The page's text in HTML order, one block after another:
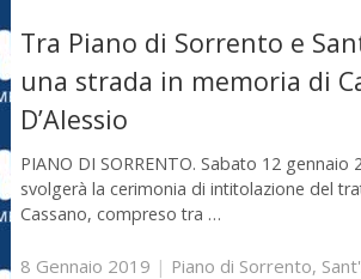
Tra Piano di Sorrento e
una strada in memoria di
D’Alessio
PIANO DI SORRENTO. Sabato 12 gennaio
svolgerà la cerimonia di intitolazione del
Cassano, compreso tra …
8 Gennaio 2019 | Piano di Sorrento,